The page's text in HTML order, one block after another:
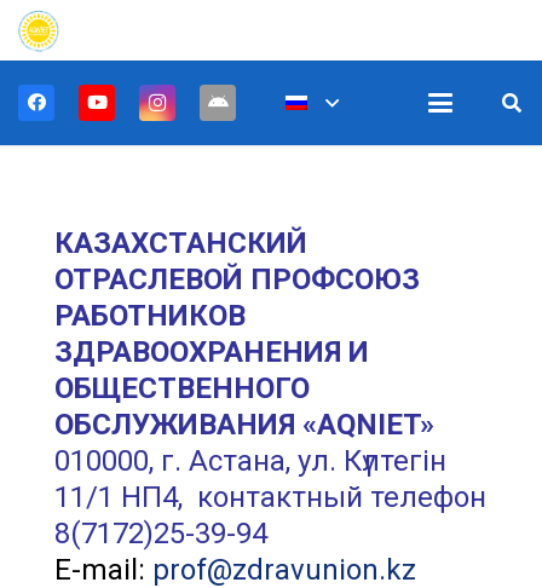
КАЗАХСТАНСКИЙ
ОТРАСЛЕВОЙ ПРОФСОЮЗ
РАБОТНИКОВ
ЗДРАВООХРАНЕНИЯ И
ОБЩЕСТВЕННОГО
ОБСЛУЖИВАНИЯ «AQNIET»
010000, г. Астана, ул. Күлтегін
11/1 НП4, контактный телефон
8(7172)25-39-94
E-mail: prof@zdravunion.kz